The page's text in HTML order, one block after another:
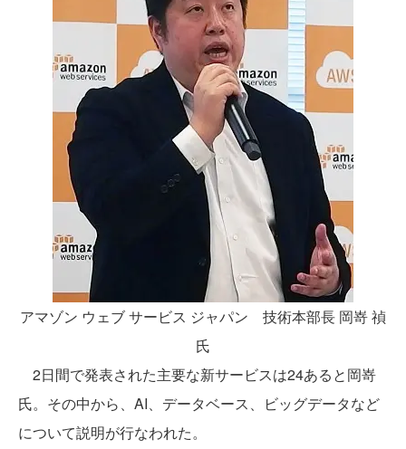
アマゾン ウェブ サービス ジャパン 技術本部長 岡嵜 禎
氏
2日間で発表された主要な新サービスは24あると岡嵜
氏。その中から、AI、データベース、ビッグデータなど
について説明が行なわれた。